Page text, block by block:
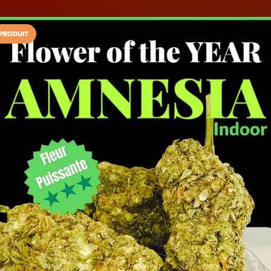
Installez l'App LaCarte
Téléchargez gratuitement l'app LaCarte
commerces favoris et ne rien rater !
Télécharger
Nuance Verte
Magasin de CBD
Vincennes